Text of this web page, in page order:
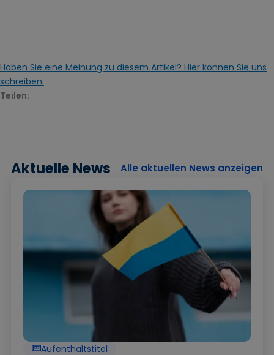
Haben Sie eine Meinung zu diesem Artikel? Hier können Sie uns
schreiben.
Teilen:
Aktuelle News Alle aktuellen News anzeigen
Aufenthaltstitel